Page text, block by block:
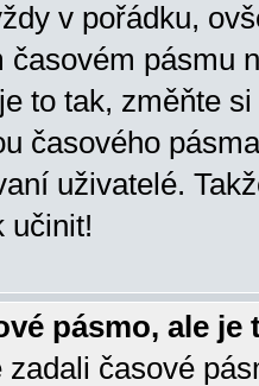
v pořádku,
časovém pásmu
to tak, změňte
časového
uživatelé.
učinit!
pásmo, ale je
časové